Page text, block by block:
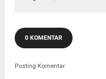
0 KOMENTAR
Posting Komentar